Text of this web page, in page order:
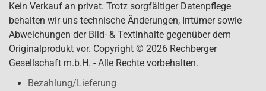
Kein Verkauf an privat. Trotz sorgfältiger Datenpflege
behalten wir uns technische Änderungen, Irrtümer sowie
Abweichungen der Bild- & Textinhalte gegenüber dem
Originalprodukt vor. Copyright © 2026 Rechberger
Gesellschaft m.b.H. - Alle Rechte vorbehalten.
Bezahlung/Lieferung